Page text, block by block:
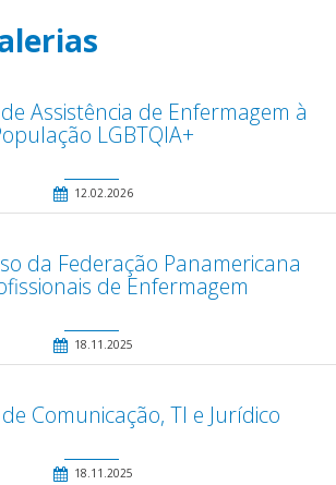
Assistência de Enfermagem à
LGBTQIA+
12.02.2026
da Federação Panamericana
de Enfermagem
18.11.2025
Comunicação, TI e Jurídico
18.11.2025